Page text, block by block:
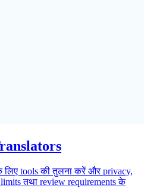
tools की तुलना करें और privacy,
तथा review requirements के